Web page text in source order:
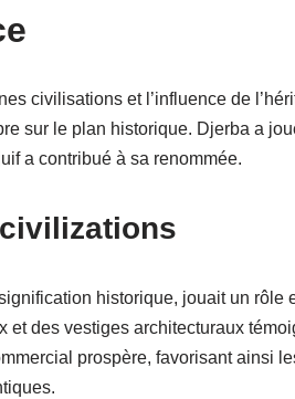
civilisations et l’influence de
sur le plan historique. Djerba a
a contribué à sa renommée.
historique, jouait un rôle
des vestiges architecturaux
prospère, favorisant ainsi